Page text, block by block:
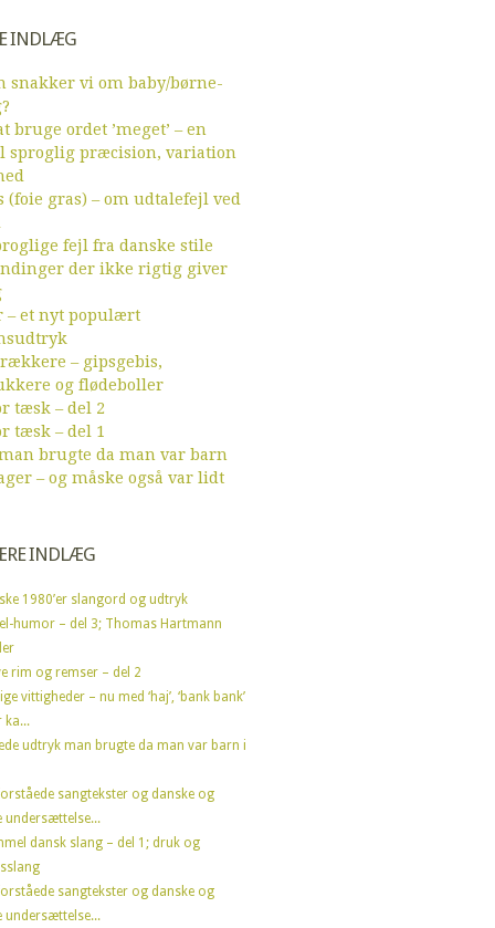
INDLÆG
snakker vi om baby/børne-
bruge ordet ’meget’ – en
sproglig præcision, variation
(foie gras) – om udtalefejl ved
fejl fra danske stile
der ikke rigtig giver
– et nyt populært
– gipsgebis,
og flødeboller
tæsk – del 2
tæsk – del 1
brugte da man var barn
– og måske også var lidt
INDLÆG
1980’er slangord og udtryk
humor – del 3; Thomas Hartmann
rim og remser – del 2
vittigheder – nu med ‘haj’, ‘bank bank’
ka...
udtryk man brugte da man var barn i
sangtekster og danske og
undersættelse...
dansk slang – del 1; druk og
sangtekster og danske og
undersættelse...